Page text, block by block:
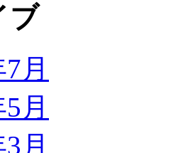
ブ
月
月
月